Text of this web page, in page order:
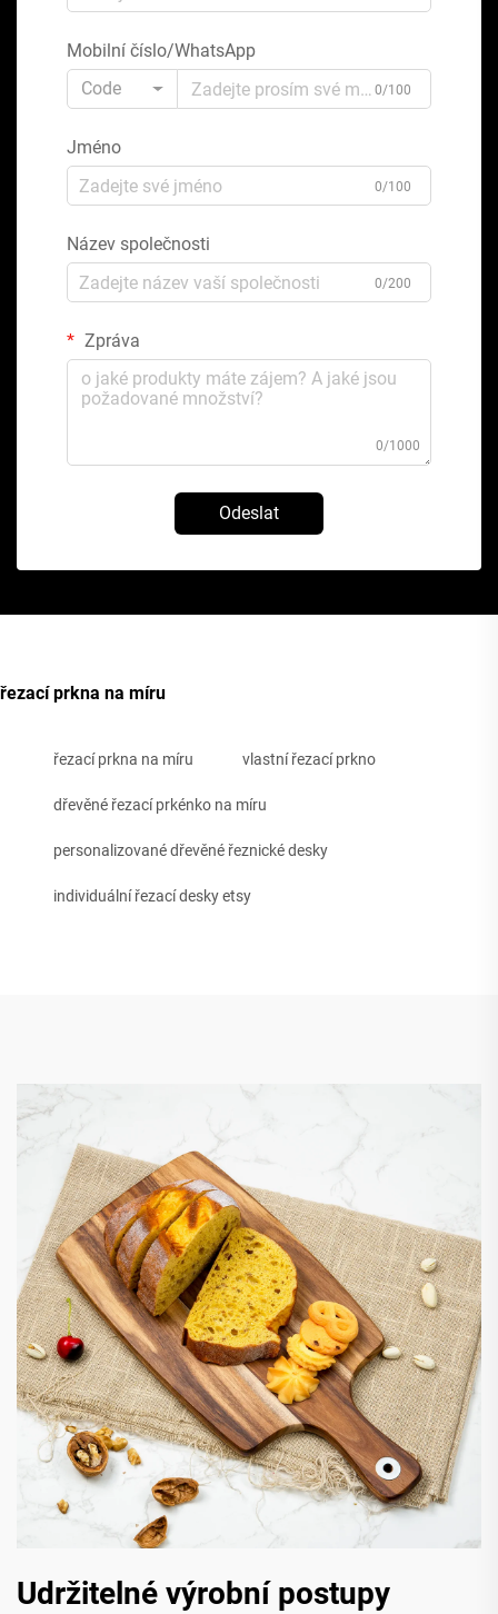
Mobilní číslo/WhatsApp
Code
0/100
Jméno
0/100
Název společnosti
0/200
Zpráva
0/1000
Odeslat
řezací prkna na míru
řezací prkna na míru vlastní řezací prkno
dřevěné řezací prkénko na míru
personalizované dřevěné řeznické desky
individuální řezací desky etsy
Udržitelné výrobní postupy